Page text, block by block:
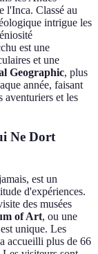
l'Inca. Classé au
intrigue les
est une
et une
Geographic, plus
année, faisant
aventuriers et les
Ne Dort
est un
d'expériences.
des musées
of Art, ou une
unique. Les
accueilli plus de 66